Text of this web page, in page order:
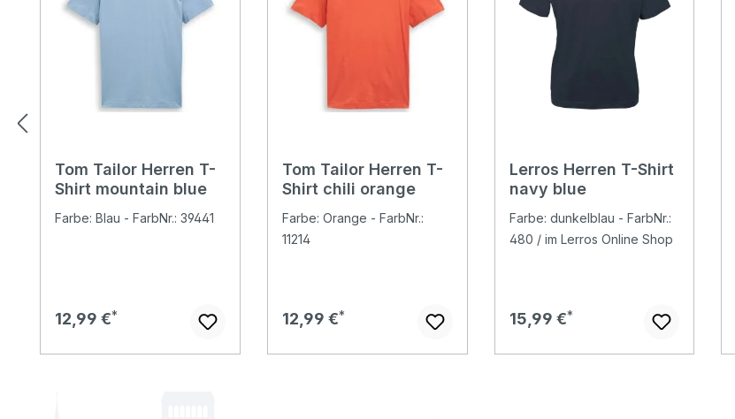
Tom Tailor Herren T-
Shirt mountain blue
Farbe: Blau - FarbNr.: 39441
Regulärer Preis:
12,99 €
Tom Tailor Herren T-
Shirt chili orange
Farbe: Orange - FarbNr.:
11214
Regulärer Preis:
12,99 €
Lerros Herren T-Shirt
navy blue
Farbe: dunkelblau - FarbNr.:
480 / im Lerros Online Shop
Regulärer Preis:
15,99 €